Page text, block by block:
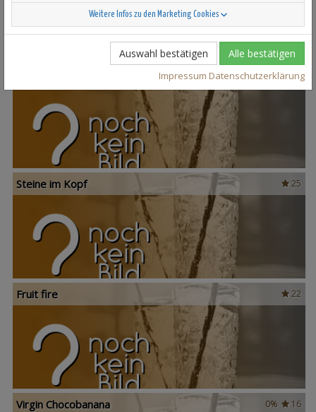
37
25
Steine im Kopf
22
Fruit fire
16
0%
Virgin Chocobanana
Weitere Infos zu den Marketing Cookies
Auswahl bestätigen Alle bestätigen
Impressum Datenschutzerklärung